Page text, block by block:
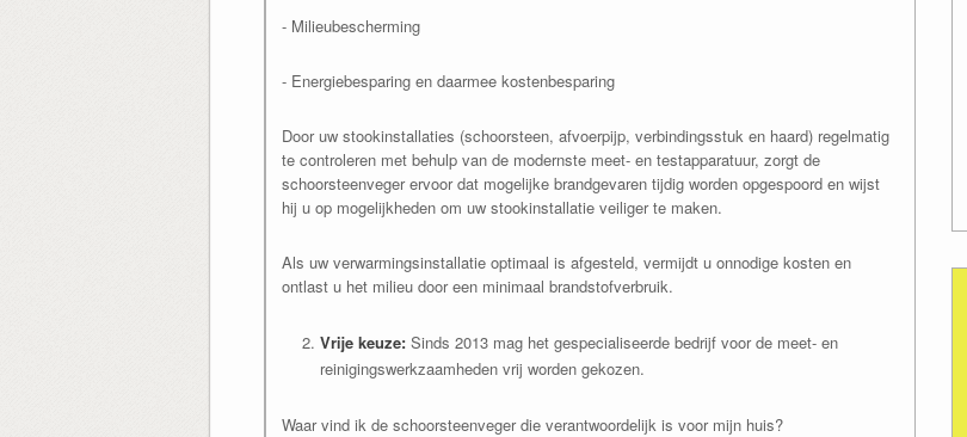
- Milieubescherming
- Energiebesparing en daarmee kostenbesparing
Door uw stookinstallaties (schoorsteen, afvoerpijp, verbindingsstuk en haard) regelmatig
te controleren met behulp van de modernste meet- en testapparatuur, zorgt de
schoorsteenveger ervoor dat mogelijke brandgevaren tijdig worden opgespoord en wijst
hij u op mogelijkheden om uw stookinstallatie veiliger te maken.
Als uw verwarmingsinstallatie optimaal is afgesteld, vermijdt u onnodige kosten en
ontlast u het milieu door een minimaal brandstofverbruik.
Vrije keuze: Sinds 2013 mag het gespecialiseerde bedrijf voor de meet- en
reinigingswerkzaamheden vrij worden gekozen.
Waar vind ik de schoorsteenveger die verantwoordelijk is voor mijn huis?